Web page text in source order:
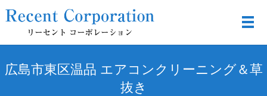
広島市東区温品 エアコンクリーニング＆草
抜き